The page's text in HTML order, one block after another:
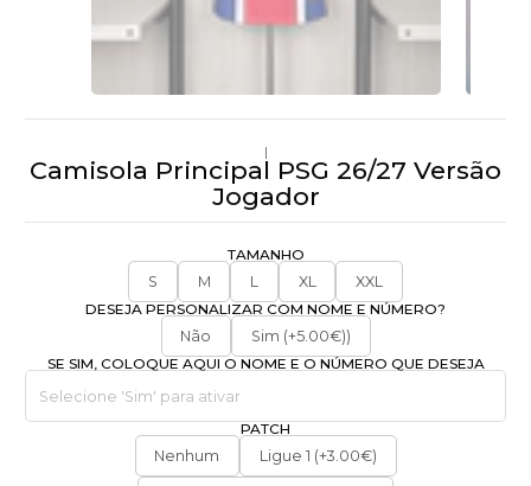
|
Camisola Principal PSG 26/27 Versão
Jogador
TAMANHO
S
M L XL
XXL
DESEJA PERSONALIZAR COM NOME E NÚMERO?
Não
Sim (+5.00€))
SE SIM, COLOQUE AQUI O NOME E O NÚMERO QUE DESEJA
PATCH
Nenhum
Ligue 1 (+3.00€)